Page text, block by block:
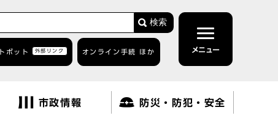
検索
ボット 外部リンク オンライン手続 ほか メニュー
市政情報 防災・防犯・安全